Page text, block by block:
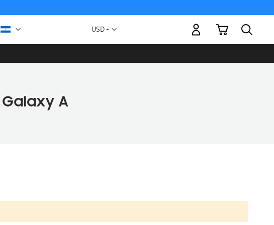
Moneda
USD -
Mi carrito